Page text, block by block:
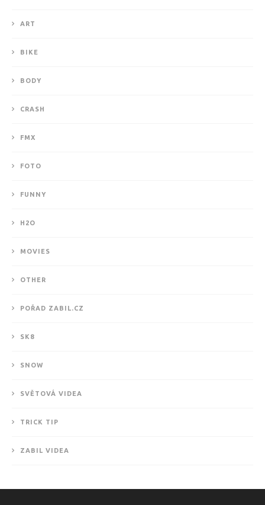
ART
BIKE
BODY
CRASH
FMX
FOTO
FUNNY
H2O
MOVIES
OTHER
POŘAD ZABIL.CZ
SK8
SNOW
SVĚTOVÁ VIDEA
TRICK TIP
ZABIL VIDEA